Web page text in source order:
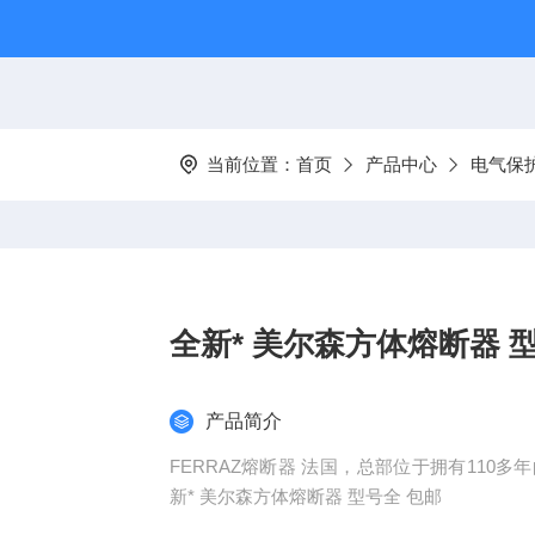
当前位置： 首页 产品中心 电气保
全新* 美尔森方体熔断器
产品简介
FERRAZ熔断器 法国，总部位于拥有110多
新* 美尔森方体熔断器 型号全 包邮